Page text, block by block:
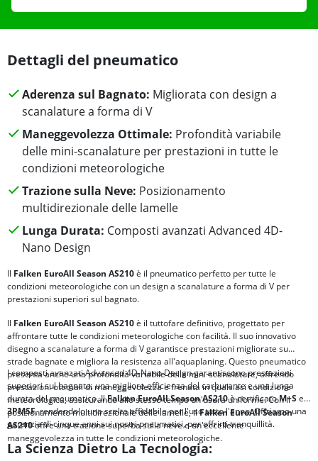
Dettagli del pneumatico
Aderenza sul Bagnato: Migliorata con design a
scanalature a forma di V
Maneggevolezza Ottimale: Profondità variabile
delle mini-scanalature per prestazioni in tutte le
condizioni meteorologiche
Trazione sulla Neve: Posizionamento
multidirezionale delle lamelle
Lunga Durata: Composti avanzati Advanced 4D-
Nano Design
Il Falken EuroAll Season AS210è il pneumatico perfetto per tutte le
condizioni meteorologiche con un design a scanalature a forma di V per
prestazioni superiori sul bagnato.
Il Falken EuroAll Season AS210è il tuttofare definitivo, progettato per
affrontare tutte le condizioni meteorologiche con facilità. Il suo innovativo
disegno a scanalature a forma di V garantisce prestazioni migliorate su
strade bagnate e migliora la resistenza all'aquaplaning. Questo pneumatico
presenta anche una profondità variabile delle mini-scanalature, offrendo
prestazioni ottimali di maneggevolezza e frenata in qualsiasi condizione
meteorologica, assicurando allo stesso tempo un'usura uniforme. Con il
posizionamento multidirezionale delle lamelle, ilFalken EuroAll Season
AS210offre una trazione superba sulla neve e un'eccellente
maneggevolezza in tutte le condizioni meteorologiche.
I composti avanzati Advanced 4D-Nano Design garantiscono prestazioni
superiori sul bagnato, una migliore efficienza del carburante e una lunga
durata del pneumatico. IlFalken EuroAll Season AS210è certificatoM+S e
3PMSF, rendendolo una scelta affidabile per l'uso tutto l'anno. Offriamo una
garanzia di cinque anni sui nostri pneumatici, per offrirti tranquillità.
La Scienza Dietro La Tecnologia: